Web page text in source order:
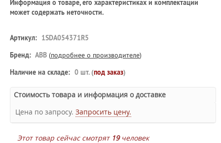
Информация о товаре, его характеристиках и комплектации
может содержать неточности.
Артикул: 1SDA054371R5
Бренд: ABB (подробнее о производителе)
Наличие на складе: 0 шт. (под заказ)
Стоимость товара и информация о доставке
Цена по запросу. Запросить цену.
Этот товар сейчас смотрят 19человек